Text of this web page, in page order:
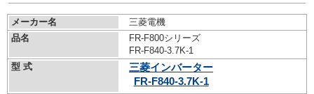
メーカー名
三菱電機
品名
FR-F800シリーズ
FR-F840-3.7K-1
型 式
三菱インバーター
FR-F840-3.7K-1